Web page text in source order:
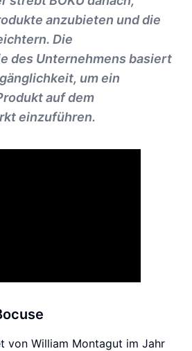
anzubieten und die
Die
des Unternehmens basiert
um ein
auf dem
einzuführen.
von William Montagut im Jahr